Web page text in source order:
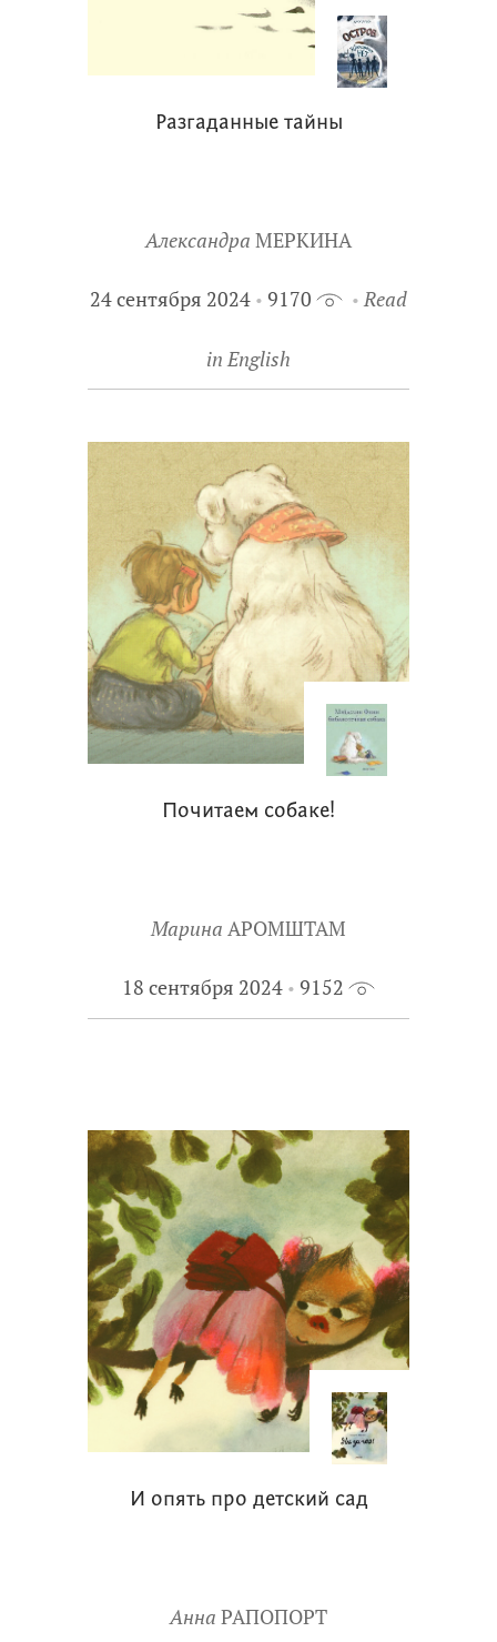
Разгаданные тайны
Александра МЕРКИНА
24 сентября 2024 9170 Read
in English
Почитаем собаке!
Марина АРОМШТАМ
18 сентября 2024 9152
И опять про детский сад
Анна РАПОПОРТ